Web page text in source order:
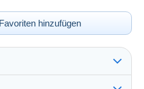
hinzufügen